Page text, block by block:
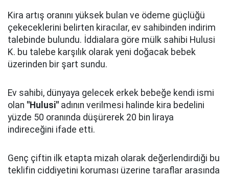
Kira artış oranını yüksek bulan ve ödeme güçlüğü
çekeceklerini belirten kiracılar, ev sahibinden indirim
talebinde bulundu. İddialara göre mülk sahibi Hulusi
K. bu talebe karşılık olarak yeni doğacak bebek
üzerinden bir şart sundu.
Ev sahibi, dünyaya gelecek erkek bebeğe kendi ismi
olan "Hulusi" adının verilmesi halinde kira bedelini
yüzde 50 oranında düşürerek 20 bin liraya
indireceğini ifade etti.
Genç çiftin ilk etapta mizah olarak değerlendirdiği bu
teklifin ciddiyetini koruması üzerine taraflar arasında